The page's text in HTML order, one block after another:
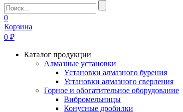
0
Корзина
0 ₽
Каталог продукции
Алмазные установки
Уcтановки алмазного бурения
Установки алмазного сверления
Горное и обогатительное оборудование
Вибромельницы
Конусные дробилки